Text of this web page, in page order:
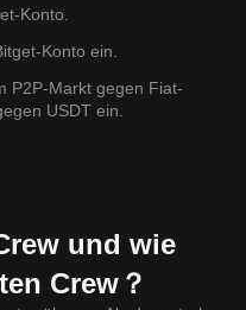
Konto.
Konto ein.
P2P-Markt gegen Fiat-
USDT ein.
und wie
Crew？